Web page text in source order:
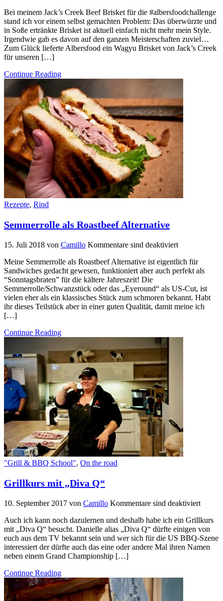
Bei meinem Jack’s Creek Beef Brisket für die #albersfoodchallenge
stand ich vor einem selbst gemachten Problem: Das überwürzte und
in Soße ertränkte Brisket ist aktuell einfach nicht mehr mein Style.
Irgendwie gab es davon auf den ganzen Meisterschaften zuviel…
Zum Glück lieferte Albersfood ein Wagyu Brisket von Jack’s Creek
für unseren […]
Continue Reading
Rezepte, Rind
Semmerrolle als Roastbeef Alternative
15. Juli 2018 von Camillo Kommentare sind deaktiviert
Meine Semmerrolle als Roastbeef Alternative ist eigentlich für
Sandwiches gedacht gewesen, funktioniert aber auch perfekt als
“Sonntagsbraten” für die kältere Jahreszeit! Die
Semmerrolle/Schwanzstück oder das „Eyeround“ als US-Cut, ist
vielen eher als ein klassisches Stück zum schmoren bekannt. Habt
ihr dieses Teilstück aber in einer guten Qualität, damit meine ich
[…]
Continue Reading
"Grill & BBQ School", On the road
Grillkurs mit „Diva Q“
10. September 2017 von Camillo Kommentare sind deaktiviert
Auch ich kann noch dazulernen und deshalb habe ich ein Grillkurs
mit „Diva Q“ besucht. Danielle alias „Diva Q“ dürfte einigen von
euch aus dem TV bekannt sein und wer sich für die US BBQ-Szene
interessiert der dürfte auch das eine oder andere Mal ihren Namen
neben einem Grand Championship […]
Continue Reading